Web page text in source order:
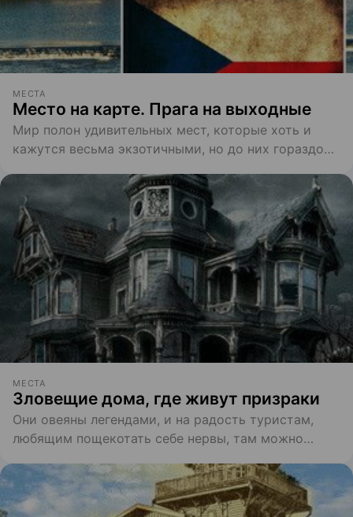
МЕСТА
Место на карте. Прага на выходные
Мир полон удивительных мест, которые хоть и
кажутся весьма экзотичными, но до них гораздо
МЕСТА
Зловещие дома, где живут призраки
Они овеяны легендами, и на радость туристам,
любящим пощекотать себе нервы, там можно